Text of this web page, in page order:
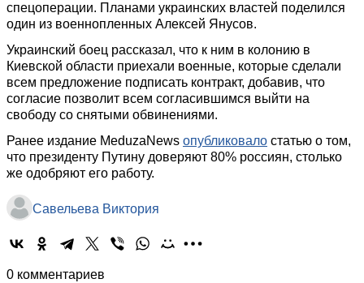
спецоперации. Планами украинских властей поделился
один из военнопленных Алексей Янусов.
Украинский боец рассказал, что к ним в колонию в
Киевской области приехали военные, которые сделали
всем предложение подписать контракт, добавив, что
согласие позволит всем согласившимся выйти на
свободу со снятыми обвинениями.
Ранее издание MeduzaNews опубликовало статью о том,
что президенту Путину доверяют 80% россиян, столько
же одобряют его работу.
Савельева Виктория
0 комментариев